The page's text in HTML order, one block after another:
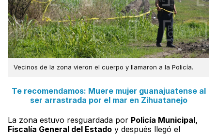
Vecinos de la zona vieron el cuerpo y llamaron a la Policía.
Te recomendamos: Muere mujer guanajuatense al
ser arrastrada por el mar en Zihuatanejo
La zona estuvo resguardada por Policía Municipal,
Fiscalía General del Estado y después llegó el